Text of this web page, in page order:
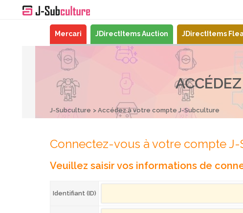
Mercari JDirectItems Auction JDirectItems
J-Subculture Accédez à votre compte J-Subculture
Connectez-vous à votre compte
Veuillez saisir vos informations de
Identifiant (ID)